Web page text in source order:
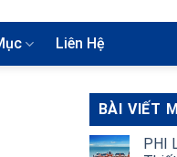
Liên Hệ
BÀI VIẾT
PHI